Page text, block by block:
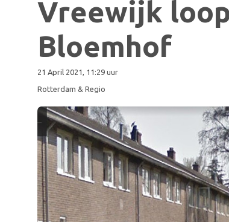
Vreewijk
Bloemhof
21 April 2021, 11:29 uur
Rotterdam & Regio